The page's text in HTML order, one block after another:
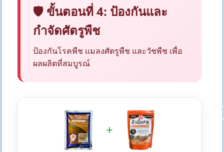
🛡️ ขั้นตอนที่ 4: ป้องกันและ
กำจัดศัตรูพืช
ป้องกันโรคพืช แมลงศัตรูพืช และวัชพืช เพื่อ
ผลผลิตที่สมบูรณ์
+